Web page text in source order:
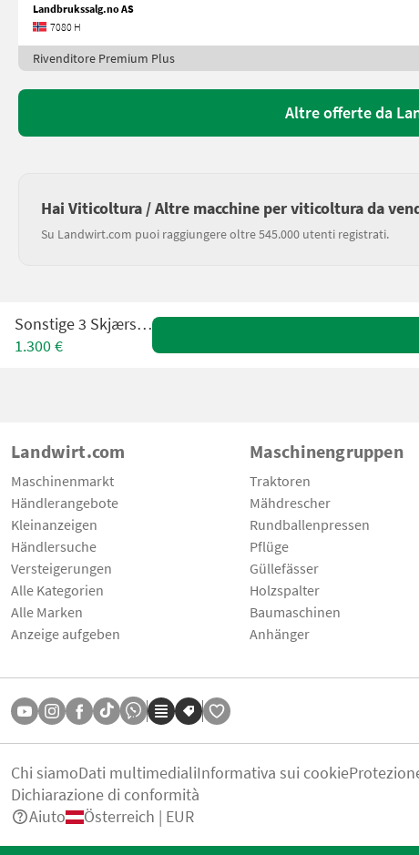
Landbrukssalg.no AS
7080 H
Rivenditore Premium Plus
Altre offerte da
Hai Viticoltura / Altre macchine per viticoltura da
Su Landwirt.com puoi raggiungere oltre 545.000 utenti registrati.
Sonstige 3 Skjærs Plog
1.300 €
Landwirt.com
Maschinenmarkt
Händlerangebote
Kleinanzeigen
Händlersuche
Versteigerungen
Alle Kategorien
Alle Marken
Anzeige aufgeben
Maschinengruppen
Traktoren
Mähdrescher
Rundballenpressen
Pflüge
Güllefässer
Holzspalter
Baumaschinen
Anhänger
Chi siamoDati multimedialiInformativa sui cookie
Dichiarazione di conformità
Aiuto
Österreich | EUR